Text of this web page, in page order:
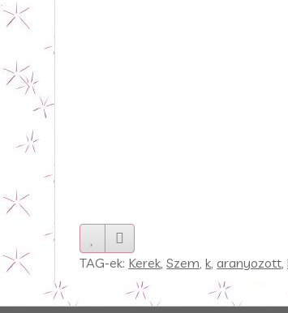
TAG-ek: Kerek,Szem,k,aranyozott,